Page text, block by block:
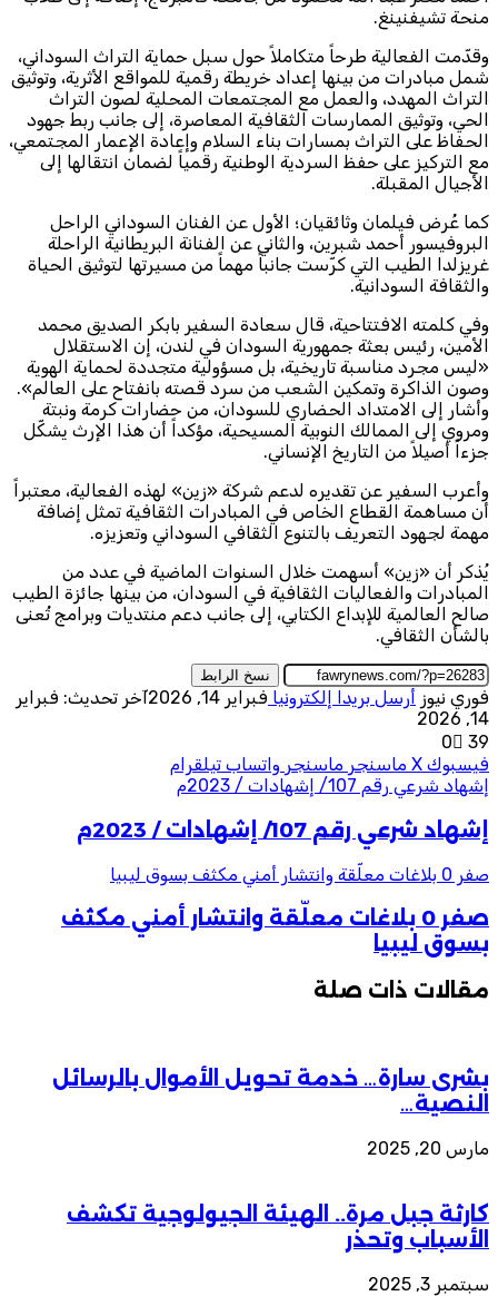
منحة تشيفنينغ.
وقدّمت الفعالية طرحاً متكاملاً حول سبل حماية التراث السوداني،
شمل مبادرات من بينها إعداد خريطة رقمية للمواقع الأثرية، وتوثيق
التراث المهدد، والعمل مع المجتمعات المحلية لصون التراث
الحي، وتوثيق الممارسات الثقافية المعاصرة، إلى جانب ربط جهود
الحفاظ على التراث بمسارات بناء السلام وإعادة الإعمار المجتمعي،
مع التركيز على حفظ السردية الوطنية رقمياً لضمان انتقالها إلى
الأجيال المقبلة.
كما عُرض فيلمان وثائقيان؛ الأول عن الفنان السوداني الراحل
البروفيسور أحمد شبرين، والثاني عن الفنانة البريطانية الراحلة
غريزلدا الطيب التي كرّست جانباً مهماً من مسيرتها لتوثيق الحياة
والثقافة السودانية.
وفي كلمته الافتتاحية، قال سعادة السفير بابكر الصديق محمد
الأمين، رئيس بعثة جمهورية السودان في لندن، إن الاستقلال
«ليس مجرد مناسبة تاريخية، بل مسؤولية متجددة لحماية الهوية
وصون الذاكرة وتمكين الشعب من سرد قصته بانفتاح على العالم».
وأشار إلى الامتداد الحضاري للسودان، من حضارات كرمة ونبتة
ومروي إلى الممالك النوبية المسيحية، مؤكداً أن هذا الإرث يشكّل
جزءاً أصيلاً من التاريخ الإنساني.
وأعرب السفير عن تقديره لدعم شركة «زين» لهذه الفعالية، معتبراً
أن مساهمة القطاع الخاص في المبادرات الثقافية تمثل إضافة
مهمة لجهود التعريف بالتنوع الثقافي السوداني وتعزيزه.
يُذكر أن «زين» أسهمت خلال السنوات الماضية في عدد من
المبادرات والفعاليات الثقافية في السودان، من بينها جائزة الطيب
صالح العالمية للإبداع الكتابي، إلى جانب دعم منتديات وبرامج تُعنى
بالشأن الثقافي.
نسخ الرابط
فوري نيوز أرسل بريدا إلكترونيا فبراير 14, 2026
آخر تحديث: فبراير
14, 2026
0
39
فيسبوك ‫X ماسنجر ماسنجر واتساب تيلقرام
إشهاد شرعي رقم 107/ إشهادات / 2023م
إشهاد شرعي رقم 107/ إشهادات / 2023م
صفر 0 بلاغات معلّقة وانتشار أمني مكثف بسوق ليبيا
صفر 0 بلاغات معلّقة وانتشار أمني مكثف
بسوق ليبيا
مقالات ذات صلة
بشرى سارة… خدمة تحويل الأموال بالرسائل
النصية…
مارس 20, 2025
كارثة جبل مرة.. الهيئة الجيولوجية تكشف
الأسباب وتحذر
سبتمبر 3, 2025